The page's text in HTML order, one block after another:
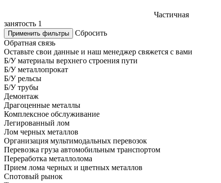
Частичная
занятость 1
Применить фильтры
Сбросить
Обратная связь
Оставьте свои данные и наш менеджер свяжется с вами
Б/У материалы верхнего строения пути
Б/У металлопрокат
Б/У рельсы
Б/У трубы
Демонтаж
Драгоценные металлы
Комплексное обслуживание
Легированный лом
Лом черных металлов
Организация мультимодальных перевозок
Перевозка груза автомобильным транспортом
Переработка металлолома
Прием лома черных и цветных металлов
Спотовый рынок